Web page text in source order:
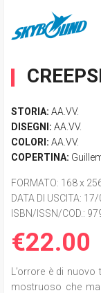
STORIA: AA.VV.
DISEGNI: AA.VV.
COLORI: AA.VV.
COPERTINA:
FORMATO: 168 x
DATA DI USCITA:
ISBN/ISSN/COD.:
€22.00
L’orrore è di
mostruoso che